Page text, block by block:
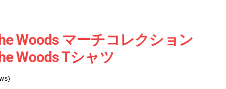
Woods マーチコレクション
Woods Tシャツ